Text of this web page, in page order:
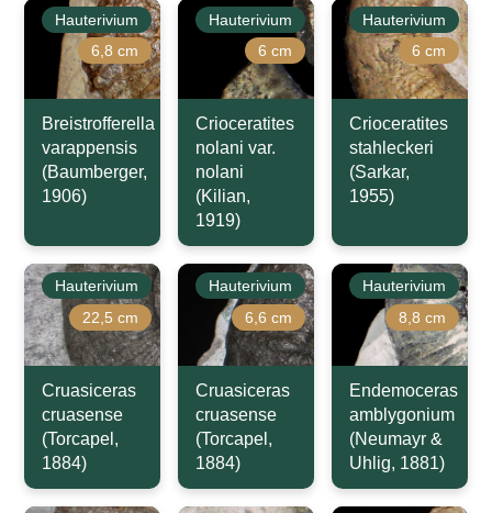
Hauterivium
6,8 cm
Breistrofferella
varappensis
(Baumberger,
1906)
Hauterivium
6 cm
Crioceratites
nolani var.
nolani
(Kilian,
1919)
Hauterivium
6 cm
Crioceratites
stahleckeri
(Sarkar,
1955)
Hauterivium
22,5 cm
Cruasiceras
cruasense
(Torcapel,
1884)
Hauterivium
6,6 cm
Cruasiceras
cruasense
(Torcapel,
1884)
Hauterivium
8,8 cm
Endemoceras
amblygonium
(Neumayr &
Uhlig, 1881)